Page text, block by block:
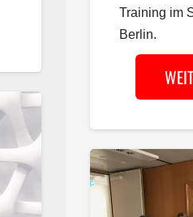
Training im
Berlin.